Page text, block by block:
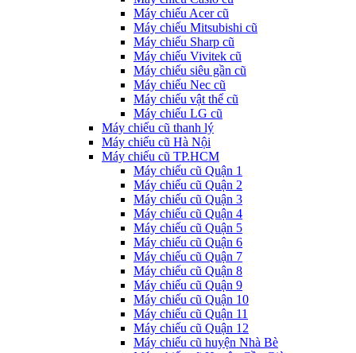
Máy chiếu Acer cũ
Máy chiếu Mitsubishi cũ
Máy chiếu Sharp cũ
Máy chiếu Vivitek cũ
Máy chiếu siêu gần cũ
Máy chiếu Nec cũ
Máy chiếu vật thể cũ
Máy chiếu LG cũ
Máy chiếu cũ thanh lý
Máy chiếu cũ Hà Nội
Máy chiếu cũ TP.HCM
Máy chiếu cũ Quận 1
Máy chiếu cũ Quận 2
Máy chiếu cũ Quận 3
Máy chiếu cũ Quận 4
Máy chiếu cũ Quận 5
Máy chiếu cũ Quận 6
Máy chiếu cũ Quận 7
Máy chiếu cũ Quận 8
Máy chiếu cũ Quận 9
Máy chiếu cũ Quận 10
Máy chiếu cũ Quận 11
Máy chiếu cũ Quận 12
Máy chiếu cũ huyện Nhà Bè